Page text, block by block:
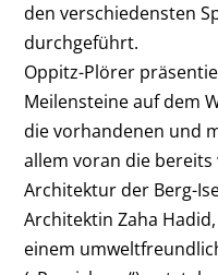
den verschiedensten
durchgeführt.
Oppitz-Plörer
Meilensteine auf dem
die vorhandenen und
allem voran die
Architektur der Berg-
Architektin Zaha
einem